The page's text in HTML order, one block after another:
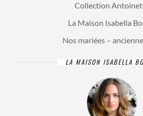
Collection
La Maison Isabella
Nos mariées –
LA MAISON ISABELLA